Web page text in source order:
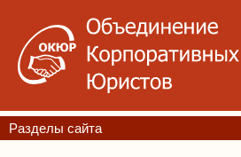
Разделы сайта